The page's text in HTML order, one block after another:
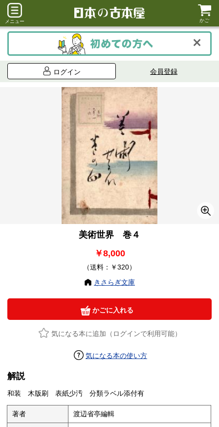
メニュー かご
ログイン 会員登録
美術世界 巻４
￥8,000
（送料：￥320）
きさらぎ文庫
かごに入れる
気になる本に追加（ログインで利用可能）
気になる本の使い方
解説
和装 木版刷 表紙少汚 分類ラベル添付有
著者 渡辺省亭編輯